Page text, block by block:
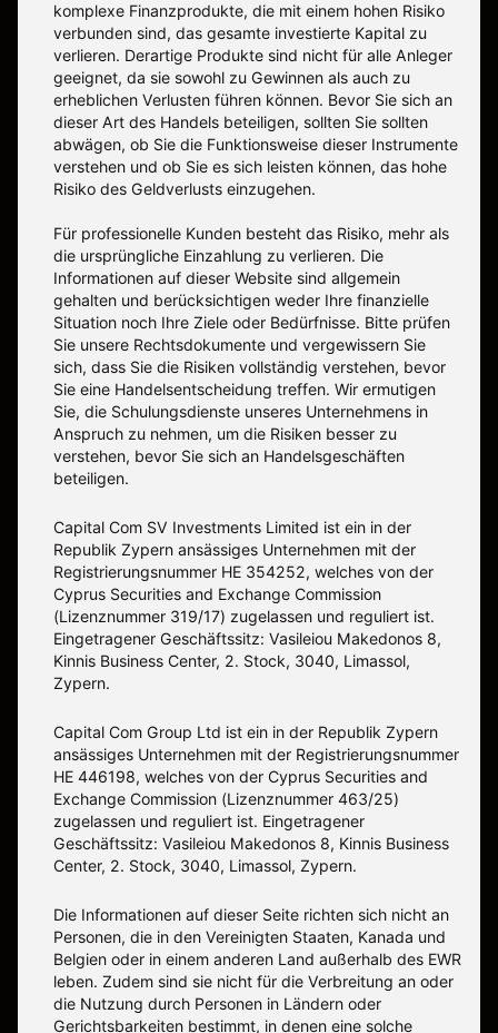
komplexe Finanzprodukte, die mit einem hohen Risiko
verbunden sind, das gesamte investierte Kapital zu
verlieren. Derartige Produkte sind nicht für alle Anleger
geeignet, da sie sowohl zu Gewinnen als auch zu
erheblichen Verlusten führen können. Bevor Sie sich an
dieser Art des Handels beteiligen, sollten Sie sollten
abwägen, ob Sie die Funktionsweise dieser Instrumente
verstehen und ob Sie es sich leisten können, das hohe
Risiko des Geldverlusts einzugehen.
Für professionelle Kunden besteht das Risiko, mehr als
die ursprüngliche Einzahlung zu verlieren. Die
Informationen auf dieser Website sind allgemein
gehalten und berücksichtigen weder Ihre finanzielle
Situation noch Ihre Ziele oder Bedürfnisse. Bitte prüfen
Sie unsere Rechtsdokumente und vergewissern Sie
sich, dass Sie die Risiken vollständig verstehen, bevor
Sie eine Handelsentscheidung treffen. Wir ermutigen
Sie, die Schulungsdienste unseres Unternehmens in
Anspruch zu nehmen, um die Risiken besser zu
verstehen, bevor Sie sich an Handelsgeschäften
beteiligen.
Capital Com SV Investments Limited ist ein in der
Republik Zypern ansässiges Unternehmen mit der
Registrierungsnummer HE 354252, welches von der
Cyprus Securities and Exchange Commission
(Lizenznummer 319/17) zugelassen und reguliert ist.
Eingetragener Geschäftssitz: Vasileiou Makedonos 8,
Kinnis Business Center, 2. Stock, 3040, Limassol,
Zypern.
Capital Com Group Ltd ist ein in der Republik Zypern
ansässiges Unternehmen mit der Registrierungsnummer
ΗΕ 446198, welches von der Cyprus Securities and
Exchange Commission (Lizenznummer 463/25)
zugelassen und reguliert ist. Eingetragener
Geschäftssitz: Vasileiou Makedonos 8, Kinnis Business
Center, 2. Stock, 3040, Limassol, Zypern.
Die Informationen auf dieser Seite richten sich nicht an
Personen, die in den Vereinigten Staaten, Kanada und
Belgien oder in einem anderen Land außerhalb des EWR
leben. Zudem sind sie nicht für die Verbreitung an oder
die Nutzung durch Personen in Ländern oder
Gerichtsbarkeiten bestimmt, in denen eine solche